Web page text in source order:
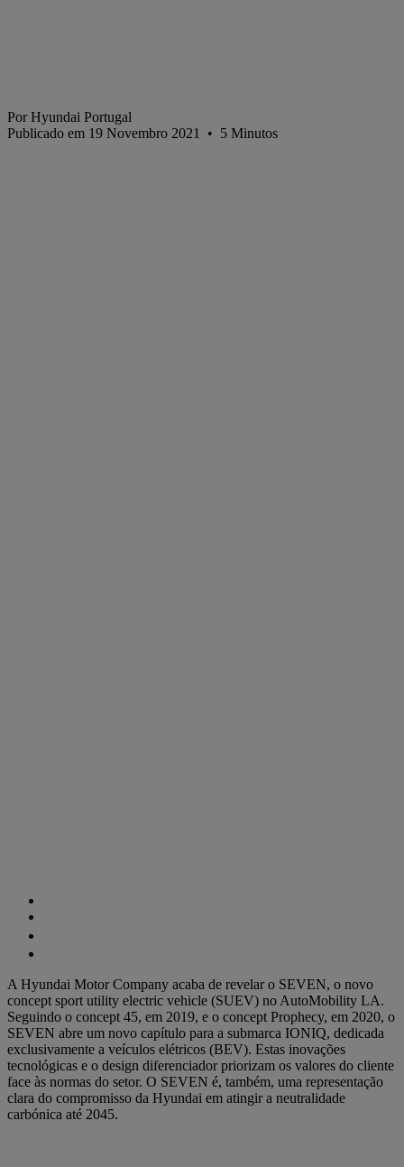
Por Hyundai Portugal
Publicado em 19 Novembro 2021
• 5 Minutos
A Hyundai Motor Company acaba de revelar o SEVEN, o novo
concept sport utility electric vehicle (SUEV) no AutoMobility LA.
Seguindo o concept 45, em 2019, e o concept Prophecy, em 2020, o
SEVEN abre um novo capítulo para a submarca IONIQ, dedicada
exclusivamente a veículos elétricos (BEV). Estas inovações
tecnológicas e o design diferenciador priorizam os valores do cliente
face às normas do setor. O SEVEN é, também, uma representação
clara do compromisso da Hyundai em atingir a neutralidade
carbónica até 2045.